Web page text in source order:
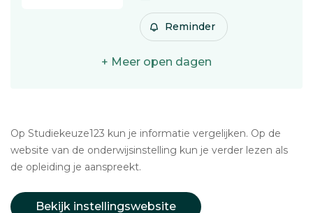
Reminder
+ Meer open dagen
Op Studiekeuze123 kun je informatie vergelijken. Op de
website van de onderwijsinstelling kun je verder lezen als
de opleiding je aanspreekt.
Bekijk instellingswebsite